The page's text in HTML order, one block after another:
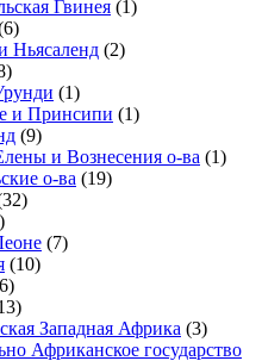
Гвинея (1)
Ньясаленд (2)
(1)
и Принсипи (1)
(9)
и Вознесения о-ва (1)
о-ва (19)
(7)
(10)
Западная Африка (3)
Африканское государство